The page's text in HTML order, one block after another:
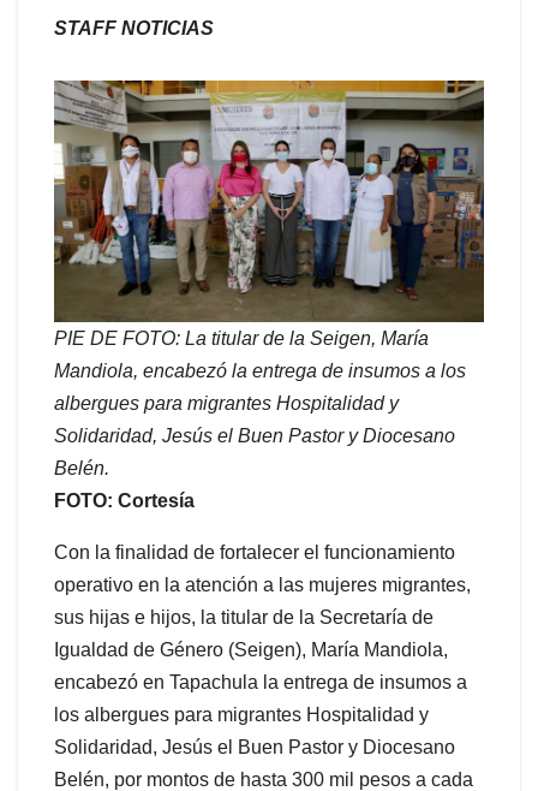
STAFF NOTICIAS
PIE DE FOTO: La titular de la Seigen, María
Mandiola, encabezó la entrega de insumos a los
albergues para migrantes Hospitalidad y
Solidaridad, Jesús el Buen Pastor y Diocesano
Belén.
FOTO: Cortesía
Con la finalidad de fortalecer el funcionamiento
operativo en la atención a las mujeres migrantes,
sus hijas e hijos, la titular de la Secretaría de
Igualdad de Género (Seigen), María Mandiola,
encabezó en Tapachula la entrega de insumos a
los albergues para migrantes Hospitalidad y
Solidaridad, Jesús el Buen Pastor y Diocesano
Belén, por montos de hasta 300 mil pesos a cada